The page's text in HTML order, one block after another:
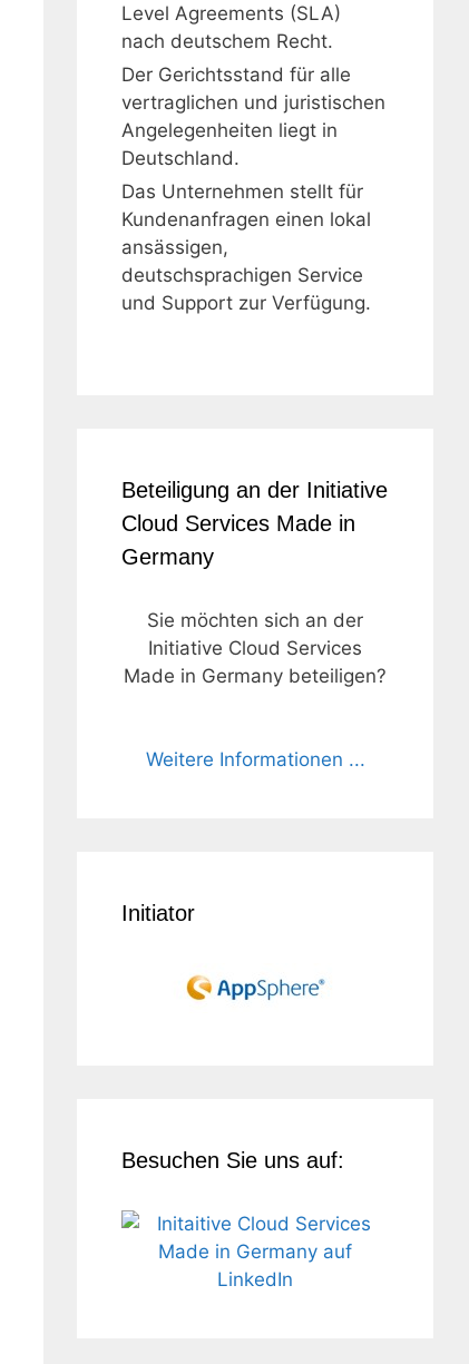
Level Agreements (SLA)
nach deutschem Recht.
Der Gerichtsstand für alle
vertraglichen und juristischen
Angelegenheiten liegt in
Deutschland.
Das Unternehmen stellt für
Kundenanfragen einen lokal
ansässigen,
deutschsprachigen Service
und Support zur Verfügung.
Beteiligung an der Initiative
Cloud Services Made in
Germany
Sie möchten sich an der
Initiative Cloud Services
Made in Germany beteiligen?
Weitere Informationen ...
Initiator
Besuchen Sie uns auf: